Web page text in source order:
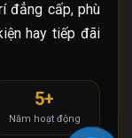
đẳng cấp, phù
hay tiếp đãi
5+
Năm hoạt động